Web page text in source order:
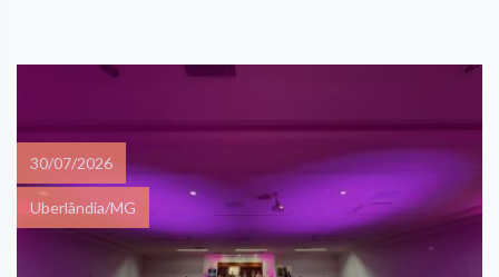
30/07/2026
Uberlândia/MG